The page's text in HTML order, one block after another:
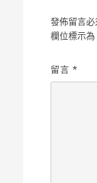
發佈留言
欄位標示為
留言*